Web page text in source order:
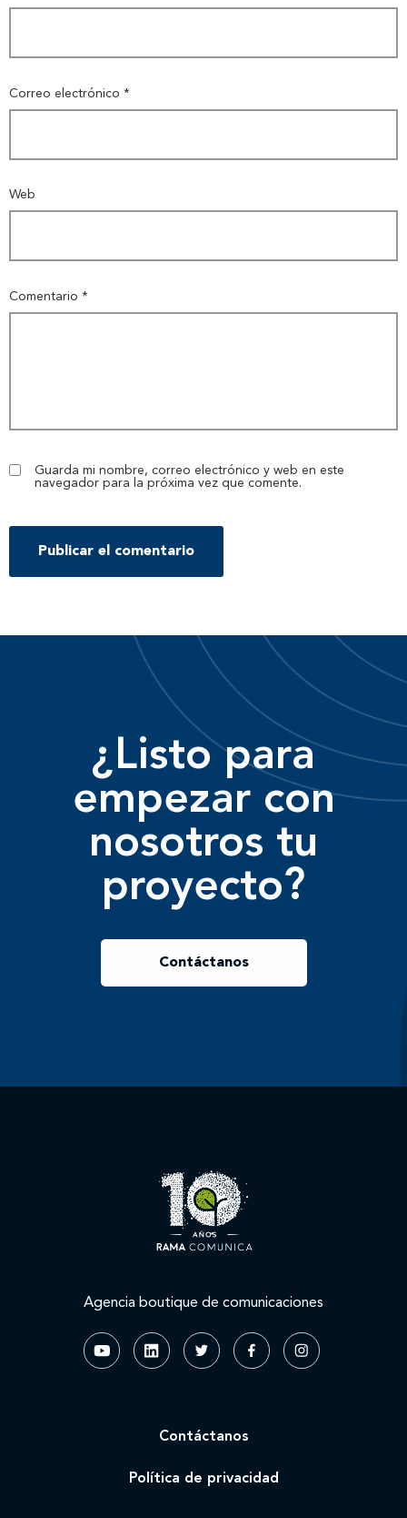
Comentario *
Correo electrónico *
Web
Guarda mi nombre, correo electrónico y web en este
navegador para la próxima vez que comente.
¿Listo para
empezar con
nosotros tu
proyecto?
Contáctanos
Agencia boutique de comunicaciones
Contáctanos
Política de privacidad